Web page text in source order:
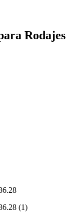
Rodajes